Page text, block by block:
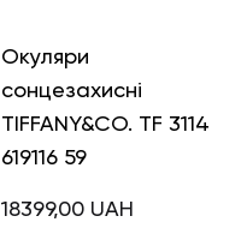
Окуляри
сонцезахисні
TIFFANY&CO. TF 3114
619116 59
18399,00 UAH